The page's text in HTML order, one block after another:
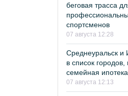
беговая трасса
спортсменов
07 августа 12:28
Среднеуральск и
в список городов,
семейная
07 августа 12:13